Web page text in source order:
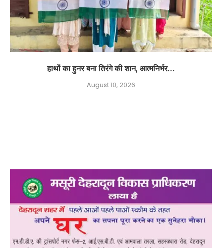
हाथों का हुनर बना तिरंगे की शान, आत्मनिर्भर...
August 10, 2026